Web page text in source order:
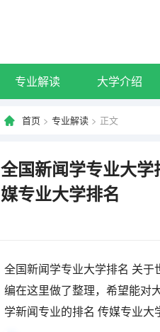
专业解读 大学介绍
首页 > 专业解读 > 正文
全国新闻学专业大
媒专业大学排名
全国新闻学专业大学排名 关
编在这里做了整理，希望能对
学新闻专业的排名 传媒专业大